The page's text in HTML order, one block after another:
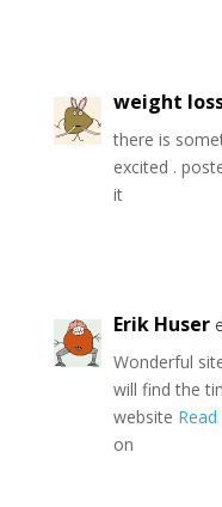
weight
there is
excited .
it
Erik Huser
Wonderful
will find the
website
on